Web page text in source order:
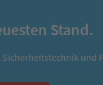
Stand.